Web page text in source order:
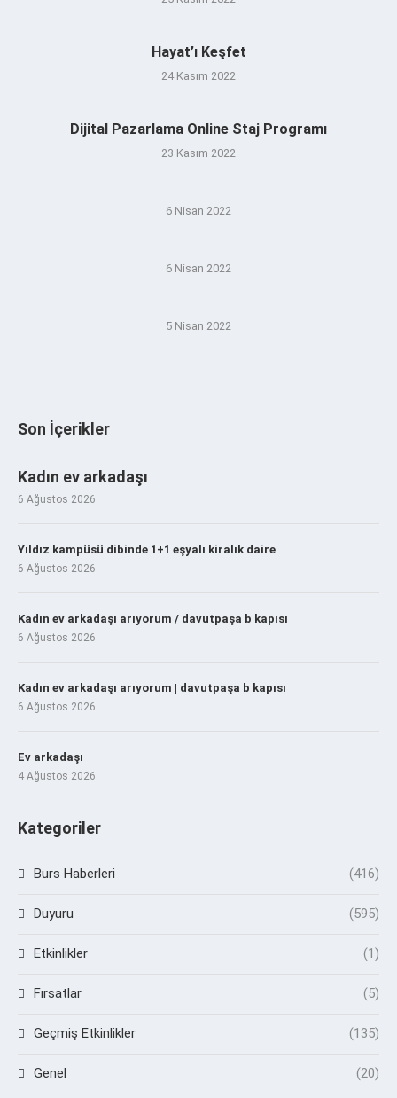
Hayat’ı Keşfet
24 Kasım 2022
Dijital Pazarlama Online Staj Programı
23 Kasım 2022
6 Nisan 2022
6 Nisan 2022
5 Nisan 2022
Son İçerikler
Kadın ev arkadaşı
6 Ağustos 2026
Yıldız kampüsü dibinde 1+1 eşyalı kiralık daire
6 Ağustos 2026
Kadın ev arkadaşı arıyorum / davutpaşa b kapısı
6 Ağustos 2026
Kadın ev arkadaşı arıyorum | davutpaşa b kapısı
6 Ağustos 2026
Ev arkadaşı
4 Ağustos 2026
Kategoriler
Burs Haberleri (416)
Duyuru (595)
Etkinlikler (1)
Fırsatlar (5)
Geçmiş Etkinlikler (135)
Genel (20)